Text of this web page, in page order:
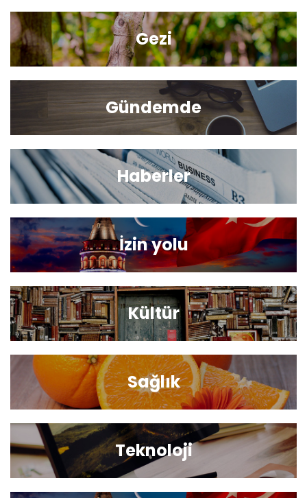
Gezi
Gündemde
Haberler
İzin yolu
Kültür
Sağlık
Teknoloji